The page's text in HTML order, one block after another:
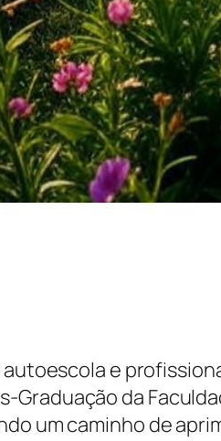
e
Graduação da
um caminho de